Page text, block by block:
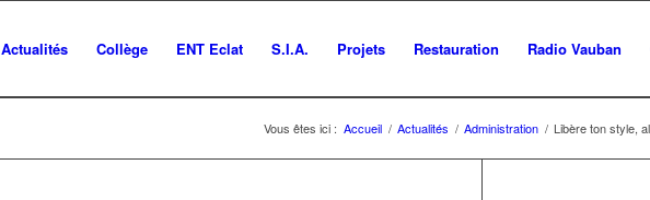
Actualités Collège ENT Eclat S.I.A. Projets Restauration Radio Vauban
Vous êtes ici : Accueil / Actualités / Administration / Libère ton style,